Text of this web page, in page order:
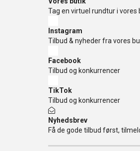
Tag en virtuel rundtur i vores
Instagram
Tilbud & nyheder fra vores
Facebook
Tilbud og konkurrencer
TikTok
Tilbud og konkurrencer
Nyhedsbrev
Få de gode tilbud først,